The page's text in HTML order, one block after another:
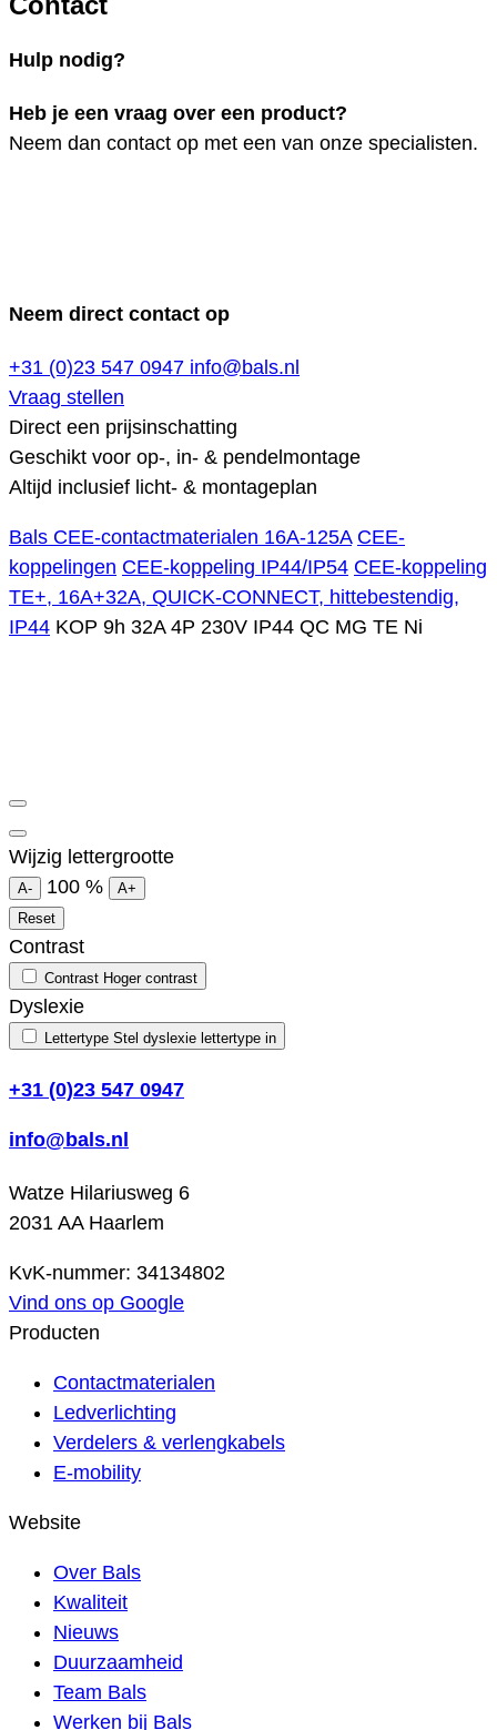
Hulp nodig?
Heb je een vraag over een product?
Neem dan contact op met een van onze specialisten.
Neem direct contact op
+31 (0)23 547 0947 info@bals.nl
Vraag stellen
Direct een prijsinschatting
Geschikt voor op-, in- & pendelmontage
Altijd inclusief licht- & montageplan
Bals CEE-contactmaterialen 16A-125A CEE-
koppelingen CEE-koppeling IP44/IP54 CEE-koppeling
TE+, 16A+32A, QUICK-CONNECT, hittebestendig,
IP44 KOP 9h 32A 4P 230V IP44 QC MG TE Ni
Wijzig lettergrootte
A- 100 %
A+
Reset
Contrast
Contrast Hoger contrast
Dyslexie
Lettertype Stel dyslexie lettertype in
+31 (0)23 547 0947
info@bals.nl
Watze Hilariusweg 6
2031 AA Haarlem
KvK-nummer: 34134802
Vind ons op Google
Producten
Contactmaterialen
Ledverlichting
Verdelers & verlengkabels
E-mobility
Website
Over Bals
Kwaliteit
Nieuws
Duurzaamheid
Team Bals
Werken bij Bals